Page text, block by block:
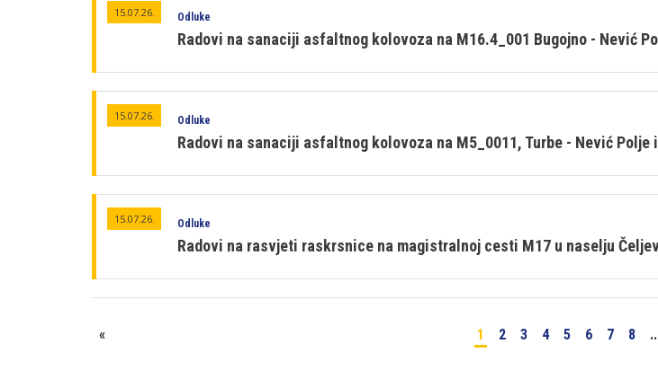
15.07.26. Odluke
Radovi na sanaciji asfaltnog kolovoza na M16.4_001 Bugojno - Nević
15.07.26. Odluke
Radovi na sanaciji asfaltnog kolovoza na M5_0011, Turbe - Nević Polje
15.07.26. Odluke
Radovi na rasvjeti raskrsnice na magistralnoj cesti M17 u naselju
« 1 2 3 4 5 6 7 8